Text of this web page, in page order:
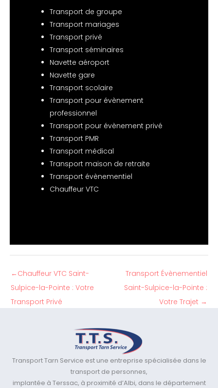
Transport de groupe
Transport mariages
Transport privé
Transport séminaires
Navette aéroport
Navette gare
Transport scolaire
Transport pour évènement
professionnel
Transport pour évènement privé
Transport PMR
Transport médical
Transport maison de retraite
Transport évènementiel
Chauffeur VTC
← Chauffeur VTC Saint-
Sulpice-la-Pointe : Votre
Transport Privé
Transport Évènementiel
Saint-Sulpice-la-Pointe :
Votre Trajet →
Transport Tarn Service est une entreprise spécialisée dans le
transport de personnes,
implantée à Terssac, à proximité d’Albi, dans le département